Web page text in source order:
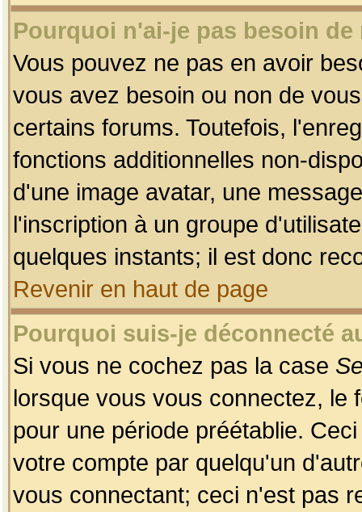
Pourquoi n'ai-je pas besoin
Vous pouvez ne pas en avoir
vous avez besoin ou non de
certains forums. Toutefois,
fonctions additionnelles non-
d'une image avatar, une
l'inscription à un groupe
quelques instants; il est donc
Revenir en haut de page
Pourquoi suis-je déconnecté
Si vous ne cochez pas la case
lorsque vous vous connectez, le
pour une période préétablie.
votre compte par quelqu'un
vous connectant; ceci n'est pas